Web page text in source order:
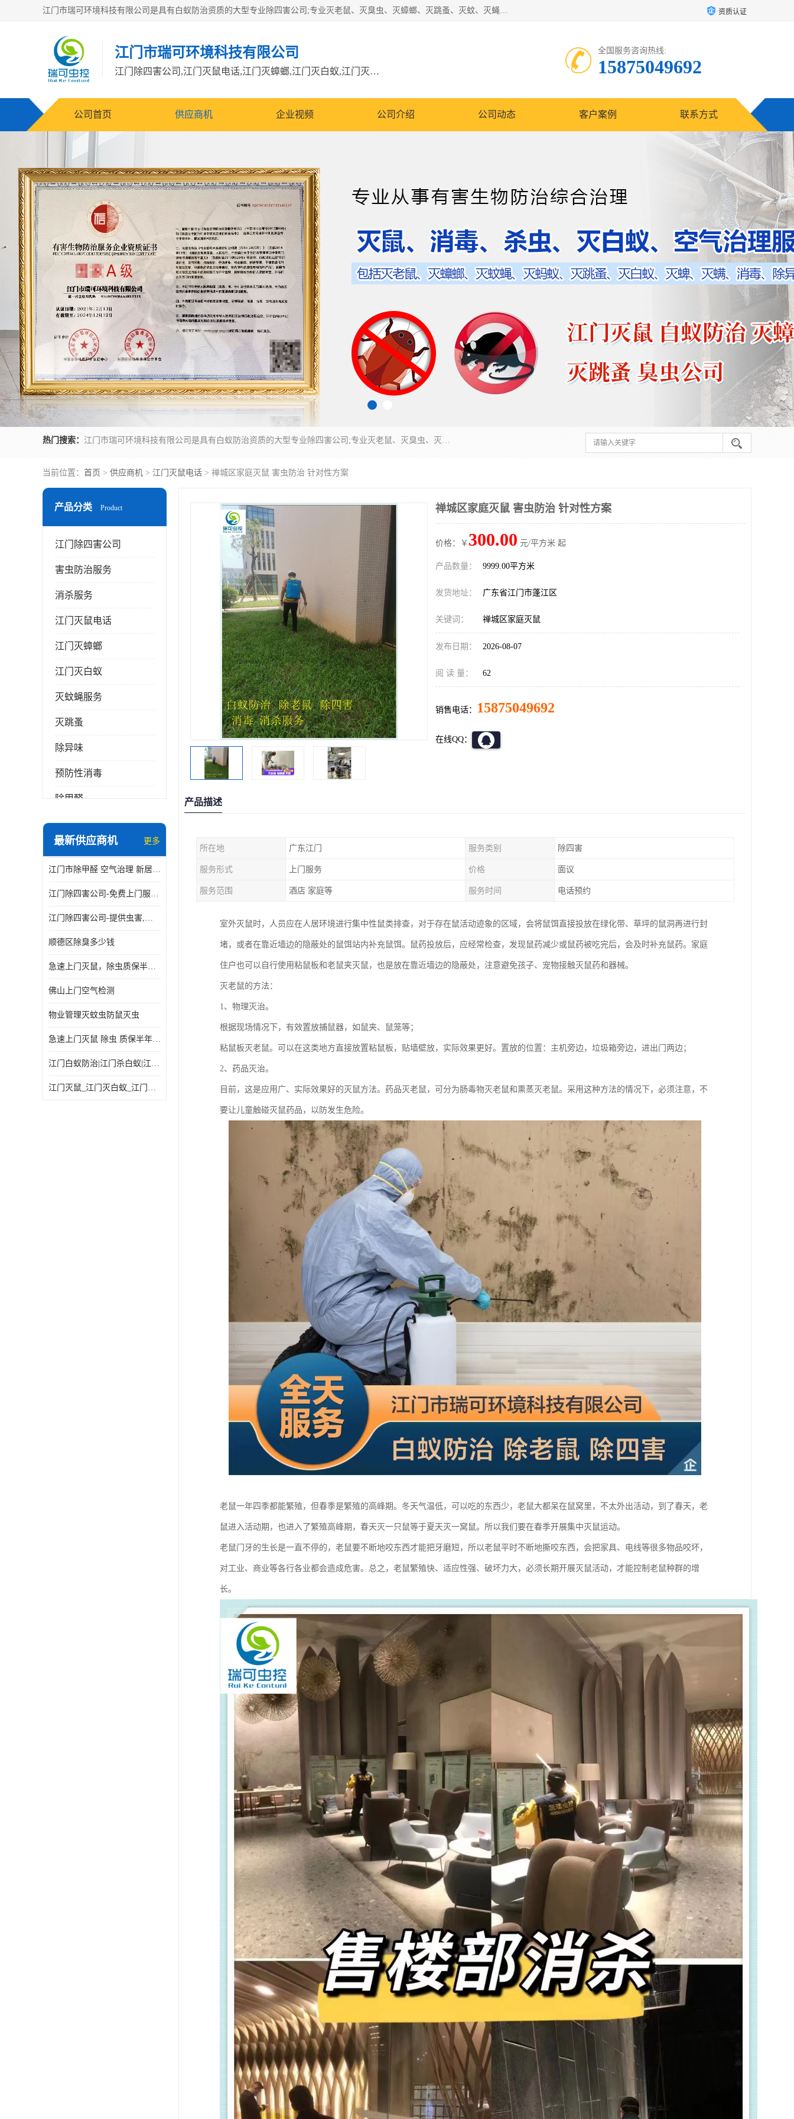
江门市瑞可环境科技有限公司是具有白蚁防治资质的大型专业除四害公司;专业灭老鼠、灭臭虫、灭蟑螂、灭跳蚤、灭蚊、灭蝇、灭白蚁、防蛇等各种害虫的防治。经过多年的努力，公司发展成为集PCO研究、生物制药、害虫防治于一体的专业杀虫灭鼠公司。 资质认证
江门市瑞可环境科技有限公司
江门除四害公司,江门灭鼠电话,江门灭蟑螂,江门灭白蚁,江门灭鼠江门
全国服务咨询热线:
15875049692
公司首页 供应商机 企业视频 公司介绍 公司动态 客户案例 联系方式
热门搜索： 江门市瑞可环境科技有限公司是具有白蚁防治资质的大型专业除四害公司;专业灭老鼠、灭臭虫、灭蟑螂、灭跳蚤、灭蚊、灭蝇、灭白蚁、防蛇等各种害虫的防治。经过多年的努力，公司发展成为集PCO研究、生物制药、害虫防治于一体的专业杀虫灭鼠公司。
当前位置： 首页 > 供应商机 > 江门灭鼠电话 > 禅城区家庭灭鼠 害虫防治 针对性方案
产品分类 Product
江门除四害公司
害虫防治服务
消杀服务
江门灭鼠电话
江门灭蟑螂
江门灭白蚁
灭蚊蝇服务
灭跳蚤
除异味
预防性消毒
除甲醛
最新供应商机 更多
江门市除甲醛 空气治理 新居除异味 除苯 装修后异味清除
江门除四害公司-免费上门服务-随叫随到
江门除四害公司-提供虫害,病毒等全面消杀服务
顺德区除臭多少钱
急速上门灭鼠，除虫质保半年，白蚁、跳蚤、臭虫、蟑螂、德国小镰
佛山上门空气检测
物业管理灭蚊虫防鼠灭虫
急速上门灭鼠 除虫 质保半年 白蚁 跳蚤 臭虫 蟑螂 德国小镰
江门白蚁防治|江门杀白蚁|江门杀虫灭鼠|江门灭白蚁|
江门灭鼠_江门灭白蚁_江门灭蟑螂
禅城区家庭灭鼠 害虫防治 针对性方案
价格：￥ 300.00 元/平方米 起
产品数量： 9999.00平方米
发货地址： 广东省江门市蓬江区
关键词： 禅城区家庭灭鼠
发布日期： 2026-08-07
阅 读 量： 62
销售电话： 15875049692
在线QQ：
产品描述
所在地 广东江门 服务类别 除四害
服务形式 上门服务 价格 面议
服务范围 酒店 家庭等 服务时间 电话预约
室外灭鼠时，人员应在人居环境进行集中性鼠类排查，对于存在鼠活动迹象的区域，会将鼠饵直接投放在绿化带、草坪的鼠洞再进行封
堵，或者在靠近墙边的隐蔽处的鼠饵站内补充鼠饵。鼠药投放后，应经常检查，发现鼠药减少或鼠药被吃完后，会及时补充鼠药。家庭
住户也可以自行使用粘鼠板和老鼠夹灭鼠，也是放在靠近墙边的隐蔽处，注意避免孩子、宠物接触灭鼠药和器械。
灭老鼠的方法：
1、物理灭治。
根据现场情况下，有效置放捕鼠器，如鼠夹、鼠笼等；
粘鼠板灭老鼠。可以在这类地方直接放置粘鼠板，贴墙壁放，实际效果更好。置放的位置：主机旁边，垃圾箱旁边，进出门两边；
2、药品灭治。
目前，这是应用广、实际效果好的灭鼠方法。药品灭老鼠，可分为肠毒物灭老鼠和熏蒸灭老鼠。采用这种方法的情况下，必须注意，不
要让儿童触碰灭鼠药品，以防发生危险。
老鼠一年四季都能繁殖，但春季是繁殖的高峰期。冬天气温低，可以吃的东西少，老鼠大都呆在鼠窝里，不太外出活动，到了春天，老
鼠进入活动期，也进入了繁殖高峰期，春天灭一只鼠等于夏天灭一窝鼠。所以我们要在春季开展集中灭鼠运动。
老鼠门牙的生长是一直不停的，老鼠要不断地咬东西才能把牙磨短，所以老鼠平时不断地撕咬东西，会把家具、电线等很多物品咬坏，
对工业、商业等各行各业都会造成危害。总之，老鼠繁殖快、适应性强、破坏力大，必须长期开展灭鼠活动，才能控制老鼠种群的增
长。